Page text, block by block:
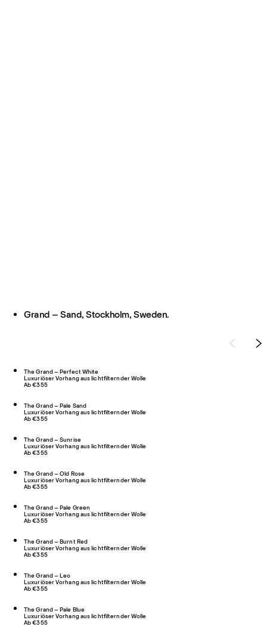
Grand – Sand, Stockholm, Sweden.
The Grand – Perfect White
Luxuriöser Vorhang aus lichtfilternder Wolle
Ab €355
The Grand – Pale Sand
Luxuriöser Vorhang aus lichtfilternder Wolle
Ab €355
The Grand – Sunrise
Luxuriöser Vorhang aus lichtfilternder Wolle
Ab €355
The Grand – Old Rose
Luxuriöser Vorhang aus lichtfilternder Wolle
Ab €355
The Grand – Pale Green
Luxuriöser Vorhang aus lichtfilternder Wolle
Ab €355
The Grand – Burnt Red
Luxuriöser Vorhang aus lichtfilternder Wolle
Ab €355
The Grand – Leo
Luxuriöser Vorhang aus lichtfilternder Wolle
Ab €355
The Grand – Pale Blue
Luxuriöser Vorhang aus lichtfilternder Wolle
Ab €355